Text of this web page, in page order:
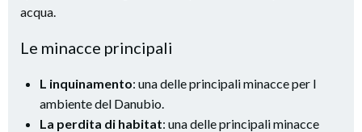
acqua.
Le minacce principali
L inquinamento: una delle principali minacce per l
ambiente del Danubio.
La perdita di habitat: una delle principali minacce